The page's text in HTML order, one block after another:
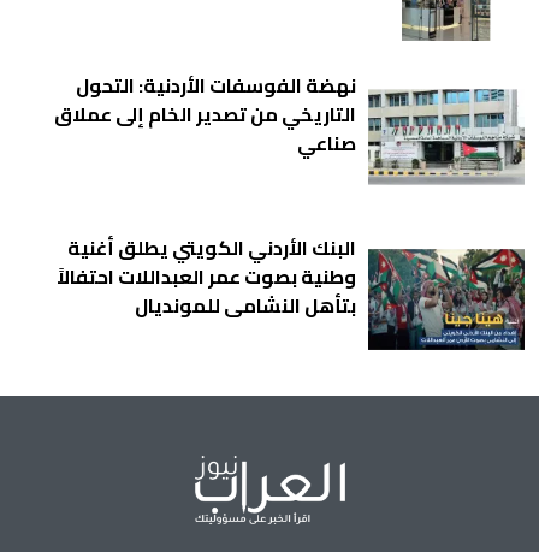
نهضة الفوسفات الأردنية: التحول
التاريخي من تصدير الخام إلى عملاق
صناعي
البنك الأردني الكويتي يطلق أغنية
وطنية بصوت عمر العبداللات احتفالاً
بتأهل النشامى للمونديال